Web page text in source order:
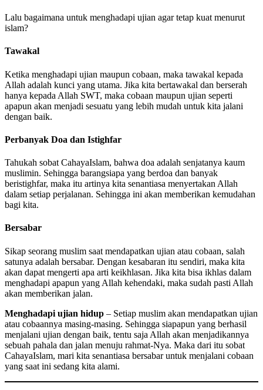
Lalu bagaimana untuk menghadapi ujian agar tetap kuat menurut
islam?
Tawakal
Ketika menghadapi ujian maupun cobaan, maka tawakal kepada
Allah adalah kunci yang utama. Jika kita bertawakal dan berserah
hanya kepada Allah SWT, maka cobaan maupun ujian seperti
apapun akan menjadi sesuatu yang lebih mudah untuk kita jalani
dengan baik.
Perbanyak Doa dan Istighfar
Tahukah sobat CahayaIslam, bahwa doa adalah senjatanya kaum
muslimin. Sehingga barangsiapa yang berdoa dan banyak
beristighfar, maka itu artinya kita senantiasa menyertakan Allah
dalam setiap perjalanan. Sehingga ini akan memberikan kemudahan
bagi kita.
Bersabar
Sikap seorang muslim saat mendapatkan ujian atau cobaan, salah
satunya adalah bersabar. Dengan kesabaran itu sendiri, maka kita
akan dapat mengerti apa arti keikhlasan. Jika kita bisa ikhlas dalam
menghadapi apapun yang Allah kehendaki, maka sudah pasti Allah
akan memberikan jalan.
Menghadapi ujian hidup – Setiap muslim akan mendapatkan ujian
atau cobaannya masing-masing. Sehingga siapapun yang berhasil
menjalani ujian dengan baik, tentu saja Allah akan menjadikannya
sebuah pahala dan jalan menuju rahmat-Nya. Maka dari itu sobat
CahayaIslam, mari kita senantiasa bersabar untuk menjalani cobaan
yang saat ini sedang kita alami.